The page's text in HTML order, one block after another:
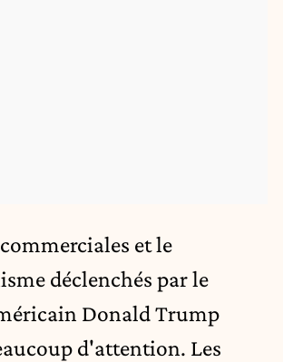
et le
déclenchés par le
Donald Trump
d'attention. Les